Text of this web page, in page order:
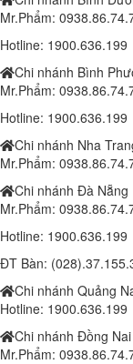
Mr.Phẩm:
Hotline: 1900.636.199
Chi nhánh Bình
Mr.Phẩm:
Hotline: 1900.636.199
Chi nhánh Nha
Mr.Phẩm:
Chi nhánh Đà Nẵng
Mr.Phẩm:
Hotline: 1900.636.199
ĐT Bàn:
Chi nhánh Quảng
Hotline: 1900.636.199
Chi nhánh Đồng Nai
Mr.Phẩm:
Đèn chiếc lá 100w
1.410.000 đ1,350,000 đ
Đèn chiếc lá 150w
1.810.000 đ
Lắp đặt trọn bộ 1
Camera IP IMOU WIFI
1.000.000 đ
900,000 đ
Laptop Dell Latitude
họa HD Intel® 4600
10,190,000 đ